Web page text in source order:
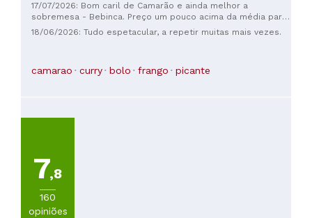
17/07/2026: Bom caril de Camarão e ainda melhor a
sobremesa - Bebinca. Preço um pouco acima da média para
o tipo de restaurante. Paguei 30 euros bebendo cerveja.
18/06/2026: Tudo espetacular, a repetir muitas mais vezes.
camarao curry bolo frango picante
7,8
160
opiniões